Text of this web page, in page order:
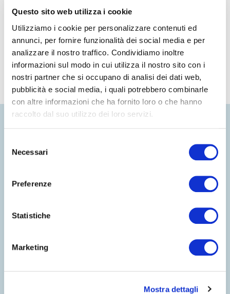
Questo sito web utilizza i cookie
Utilizziamo i cookie per personalizzare contenuti ed
annunci, per fornire funzionalità dei social media e per
analizzare il nostro traffico. Condividiamo inoltre
informazioni sul modo in cui utilizza il nostro sito con i
nostri partner che si occupano di analisi dei dati web,
pubblicità e social media, i quali potrebbero combinarle
con altre informazioni che ha fornito loro o che hanno
raccolto dal suo utilizzo dei loro servizi.
delNecessari
Preferenze
Statistiche
Marketing
Mostra dettagli
Cambiamenti climatici